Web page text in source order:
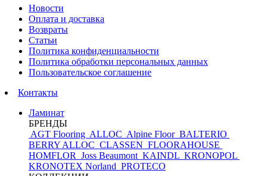
Новости
Оплата и доставка
Возвраты
Статьи
Политика конфиденциальности
Политика обработки персональных данных
Пользовательское соглашение
Контакты
Ламинат
БРЕНДЫ
AGT Flooring ALLOC Alpine Floor BALTERIO
BERRY ALLOC CLASSEN FLOORAHOUSE
HOMFLOR Joss Beaumont KAINDL KRONOPOL
KRONOTEX Norland PROTECO